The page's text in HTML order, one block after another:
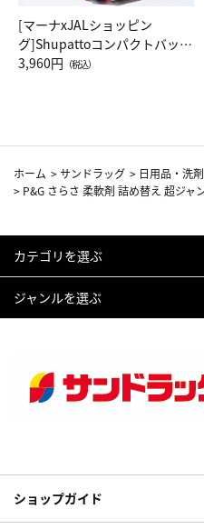
[マーナxJALショッピン
グ]Shupattoコンパクトバッグ
Drop JAL客室乗務員（LC）ス
3,960円 （税込）
ホーム >サンドラッグ > 日用品・洗剤
> P&G さらさ 柔軟剤 詰め替え 超ジャ
カテゴリを選ぶ
ジャンルを選ぶ
ショップガイド